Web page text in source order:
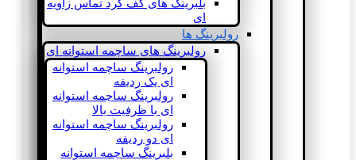
بلبرینگ های کف گرد تماس زاویه
ای
رولبرینگ ها
رولبرینگ های ساچمه استوانه ای
رولبرینگ ساچمه استوانه
ای یک ردیفه
رولبرینگ ساچمه استوانه
ای با ظرفیت بالا
رولبرینگ ساچمه استوانه
ای دو ردیفه
بلبرینگ ساچمه استوانه